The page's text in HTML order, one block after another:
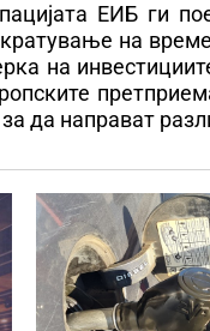
ЕИБ ги
на
на
да направат